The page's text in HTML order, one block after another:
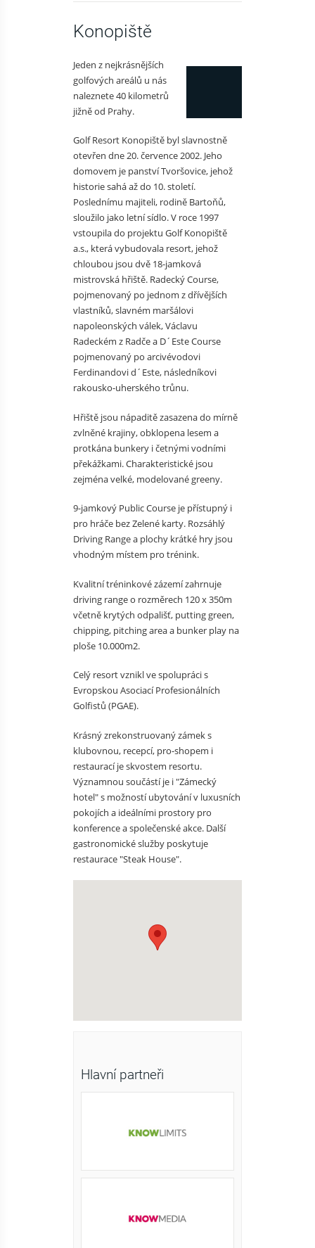
Konopiště
Jeden z nejkrásnějších
golfových areálů u nás
naleznete 40 kilometrů
jižně od Prahy.
Golf Resort Konopiště byl slavnostně
otevřen dne 20. července 2002. Jeho
domovem je panství Tvoršovice, jehož
historie sahá až do 10. století.
Poslednímu majiteli, rodině Bartoňů,
sloužilo jako letní sídlo. V roce 1997
vstoupila do projektu Golf Konopiště
a.s., která vybudovala resort, jehož
chloubou jsou dvě 18-jamková
mistrovská hřiště. Radecký Course,
pojmenovaný po jednom z dřívějších
vlastníků, slavném maršálovi
napoleonských válek, Václavu
Radeckém z Radče a D´Este Course
pojmenovaný po arcivévodovi
Ferdinandovi d´Este, následníkovi
rakousko-uherského trůnu.
Hřiště jsou nápaditě zasazena do mírně
zvlněné krajiny, obklopena lesem a
protkána bunkery i četnými vodními
překážkami. Charakteristické jsou
zejména velké, modelované greeny.
9-jamkový Public Course je přístupný i
pro hráče bez Zelené karty. Rozsáhlý
Driving Range a plochy krátké hry jsou
vhodným místem pro trénink.
Kvalitní tréninkové zázemí zahrnuje
driving range o rozměrech 120 x 350m
včetně krytých odpališť, putting green,
chipping, pitching area a bunker play na
ploše 10.000m2.
Celý resort vznikl ve spolupráci s
Evropskou Asociací Profesionálních
Golfistů (PGAE).
Krásný zrekonstruovaný zámek s
klubovnou, recepcí, pro-shopem i
restaurací je skvostem resortu.
Významnou součástí je i "Zámecký
hotel" s možností ubytování v luxusních
pokojích a ideálními prostory pro
konference a společenské akce. Další
gastronomické služby poskytuje
restaurace "Steak House".
Hlavní partneři